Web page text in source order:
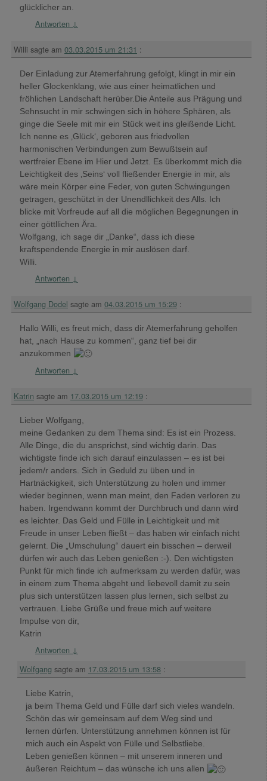
glücklicher an.
Antworten ↓
Willi sagte am 03.03.2015 um 21:31 :
Der Einladung zur Atemerfahrung gefolgt, klingt in mir ein
heller Glockenklang, wie aus einer heimatlichen und
fröhlichen Landschaft herüber.Die Anteile aus Prägung und
Sehnsucht in mir schwingen sich in höhere Sphären, als
ginge die Seele mit mir ein Stück weit ins gleißende Licht.
Ich nenne es ‚Glück‘, geboren aus friedvollen
harmonischen Verbindungen zum Bewußtsein auf
wertfreier Ebene im Hier und Jetzt. Es überkommt mich die
Leichtigkeit des ‚Seins‘ voll fließender Energie in mir, als
wäre mein Körper eine Feder, von guten Schwingungen
getragen, geschützt in der Unendllichkeit des Alls. Ich
blicke mit Vorfreude auf all die möglichen Begegnungen in
einer göttllichen Ära.
Wolfgang, ich sage dir „Danke“, dass ich diese
kraftspendende Energie in mir auslösen darf.
Willi.
Antworten ↓
Wolfgang Dodel sagte am 04.03.2015 um 15:29 :
Hallo Willi, es freut mich, dass dir Atemerfahrung geholfen
hat, „nach Hause zu kommen“, ganz tief bei dir
anzukommen
Antworten ↓
Katrin sagte am 17.03.2015 um 12:19 :
Lieber Wolfgang,
meine Gedanken zu dem Thema sind: Es ist ein Prozess.
Alle Dinge, die du ansprichst, sind wichtig darin. Das
wichtigste finde ich sich darauf einzulassen – es ist bei
jedem/r anders. Sich in Geduld zu üben und in
Hartnäckigkeit, sich Unterstützung zu holen und immer
wieder beginnen, wenn man meint, den Faden verloren zu
haben. Irgendwann kommt der Durchbruch und dann wird
es leichter. Das Geld und Fülle in Leichtigkeit und mit
Freude in unser Leben fließt – das haben wir einfach nicht
gelernt. Die „Umschulung“ dauert ein bisschen – derweil
dürfen wir auch das Leben genießen :-). Den wichtigsten
Punkt für mich finde ich aufmerksam zu werden dafür, was
in einem zum Thema abgeht und liebevoll damit zu sein
plus sich unterstützen lassen plus lernen, sich selbst zu
vertrauen. Liebe Grüße und freue mich auf weitere
Impulse von dir,
Katrin
Antworten ↓
Wolfgang sagte am 17.03.2015 um 13:58 :
Liebe Katrin,
ja beim Thema Geld und Fülle darf sich vieles wandeln.
Schön das wir gemeinsam auf dem Weg sind und
lernen dürfen. Unterstützung annehmen können ist für
mich auch ein Aspekt von Fülle und Selbstliebe.
Leben genießen können – mit unserem inneren und
äußeren Reichtum – das wünsche ich uns allen